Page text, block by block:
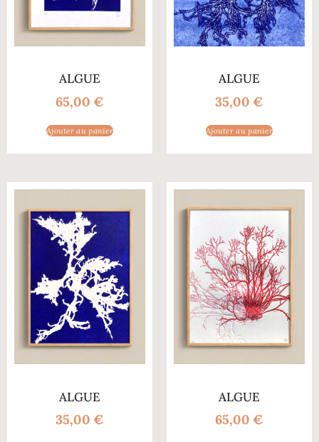
ALGUE
65,00 €
Ajouter au panier
ALGUE
35,00 €
Ajouter au panier
ALGUE
35,00 €
ALGUE
65,00 €